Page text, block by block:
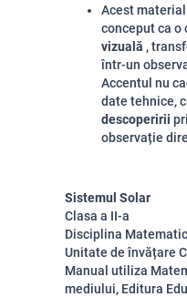
Acest
conceput ca o
vizuală ,
într-un
Accentul nu
date tehnice,
descoperirii
observație
Sistemul Solar
Clasa a II-a
Disciplina
Unitate de învățare
Manual utiliza
mediului, Editura Edu